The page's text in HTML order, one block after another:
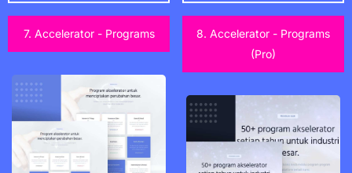
7. Accelerator - Programs
8. Accelerator - Programs
(Pro)